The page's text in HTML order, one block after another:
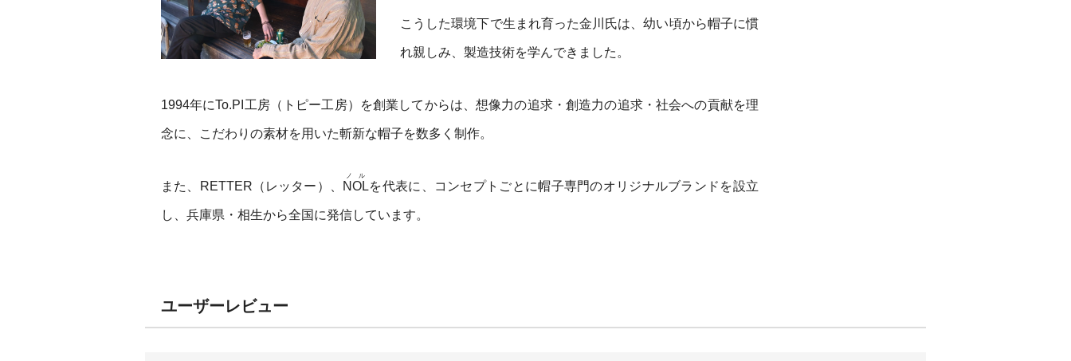
こうした環境下で生まれ育った金川氏は、幼い頃から帽子に慣
れ親しみ、製造技術を学んできました。
1994年にTo.PI工房（トピー工房）を創業してからは、想像力の追求・創造力の追求・社会への貢献を理
念に、こだわりの素材を用いた斬新な帽子を数多く制作。
また、RETTER（レッター）、 NOL
ノル
を代表に、コンセプトごとに帽子専門のオリジナルブランドを設立
し、兵庫県・相生から全国に発信しています。
ユーザーレビュー